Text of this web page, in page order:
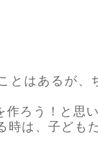
とはあるが、
作ろう！と思
時は、子ども